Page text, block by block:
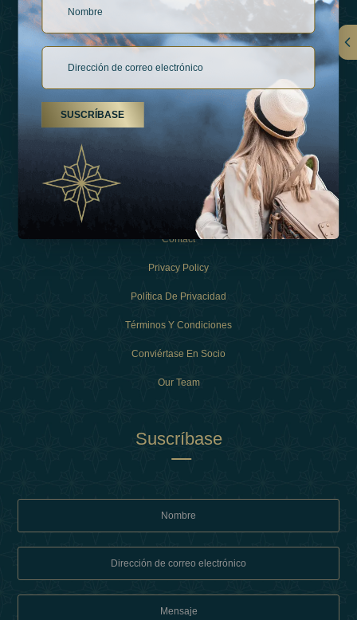
Vínculos
Tipos De Vacaciones
Contact
Privacy Policy
Política De Privacidad
Términos Y Condiciones
Conviértase En Socio
Our Team
Suscríbase
SUSCRÍBASE